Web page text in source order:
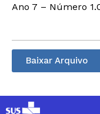
Ano 7 – Número
Baixar Arquivo